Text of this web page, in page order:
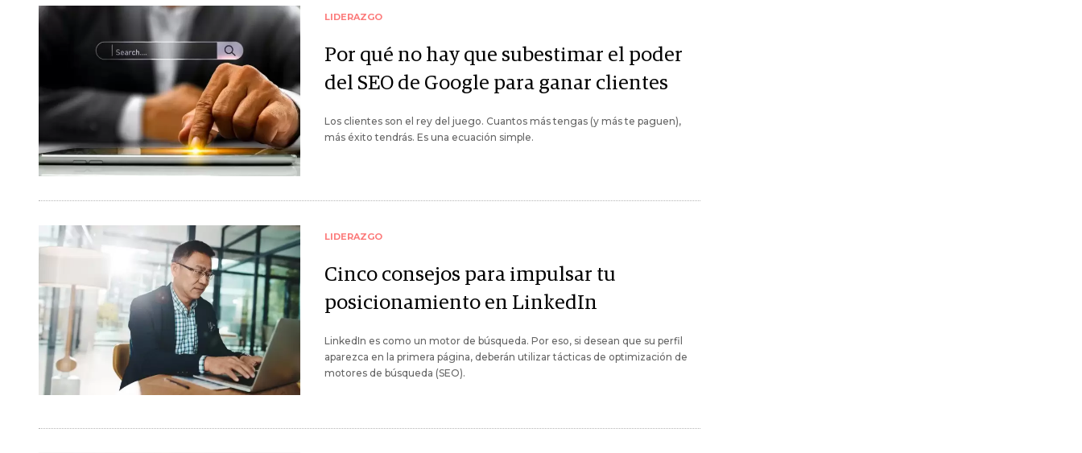
LIDERAZGO
Por qué no hay que subestimar el poder
del SEO de Google para ganar clientes
Los clientes son el rey del juego. Cuantos más tengas (y más te paguen),
más éxito tendrás. Es una ecuación simple.
LIDERAZGO
Cinco consejos para impulsar tu
posicionamiento en LinkedIn
LinkedIn es como un motor de búsqueda. Por eso, si desean que su perfil
aparezca en la primera página, deberán utilizar tácticas de optimización de
motores de búsqueda (SEO).